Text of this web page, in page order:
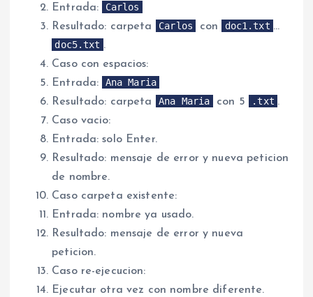
Entrada:
Carlos
Resultado: carpeta
Carlos con doc1.txt …
doc5.txt .
Caso con espacios:
Entrada:
Ana Maria
Resultado: carpeta
Ana Maria con 5 .txt .
Caso vacio:
Entrada: solo Enter.
Resultado: mensaje de error y nueva peticion
de nombre.
Caso carpeta existente:
Entrada: nombre ya usado.
Resultado: mensaje de error y nueva
peticion.
Caso re-ejecucion:
Ejecutar otra vez con nombre diferente.